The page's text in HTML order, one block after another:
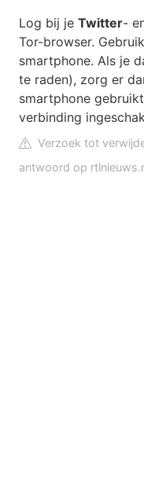
Log bij je Twitter-
Tor-browser.
smartphone. Als je
te raden), zorg er
smartphone
verbinding
Verzoek tot
antwoord op